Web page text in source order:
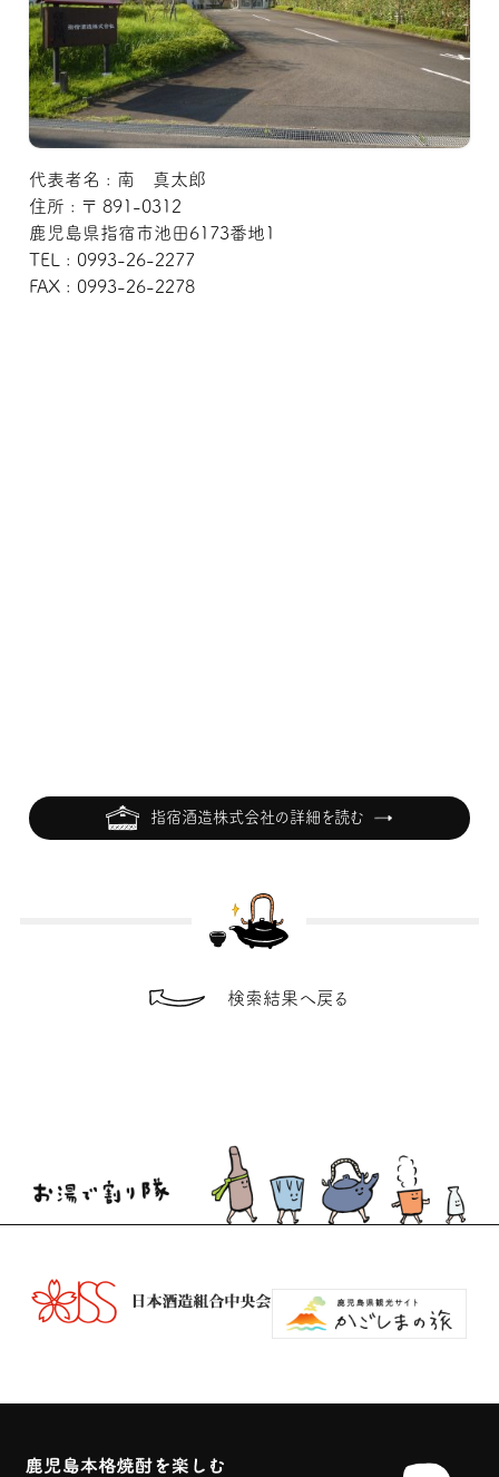
代表者名 : 南 真太郎
住所 : 〒 891-0312
鹿児島県指宿市池田6173番地1
TEL : 0993-26-2277
FAX : 0993-26-2278
指宿酒造株式会社の詳細を読む
検索結果へ戻る